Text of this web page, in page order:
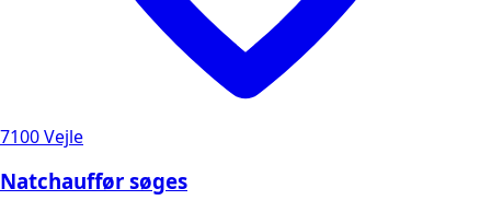
7100 Vejle
Natchauffør søges